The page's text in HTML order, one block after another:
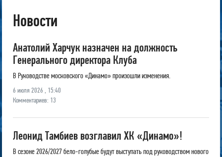
Новости
Анатолий Харчук назначен на должность
Генерального директора Клуба
В Руководстве московского «Динамо» произошли изменения.
6 июля 2026 , 15:40
Комментариев: 13
Леонид Тамбиев возглавил ХК «Динамо»!
В сезоне 2026/2027 бело-голубые будут выступать под руководством нового